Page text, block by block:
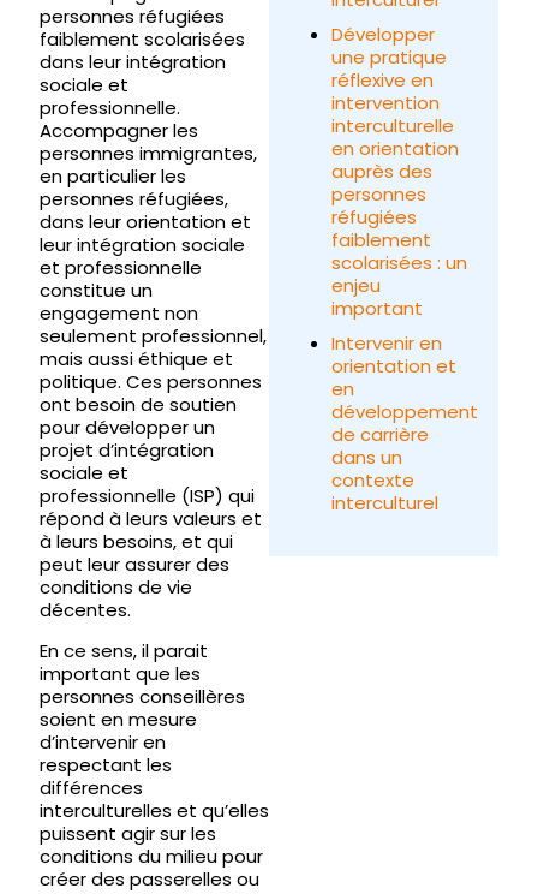
personnes réfugiées
faiblement scolarisées
dans leur intégration
sociale et
professionnelle.
Accompagner les
personnes immigrantes,
en particulier les
personnes réfugiées,
dans leur orientation et
leur intégration sociale
et professionnelle
constitue un
engagement non
seulement professionnel,
mais aussi éthique et
politique. Ces personnes
ont besoin de soutien
pour développer un
projet d’intégration
sociale et
professionnelle (ISP) qui
répond à leurs valeurs et
à leurs besoins, et qui
peut leur assurer des
conditions de vie
décentes.
En ce sens, il parait
important que les
personnes conseillères
soient en mesure
d’intervenir en
respectant les
différences
interculturelles et qu’elles
puissent agir sur les
conditions du milieu pour
créer des passerelles ou
Développer
une pratique
réflexive en
intervention
interculturelle
en orientation
auprès des
personnes
réfugiées
faiblement
scolarisées : un
enjeu
important
Intervenir en
orientation et
en
développement
de carrière
dans un
contexte
interculturel